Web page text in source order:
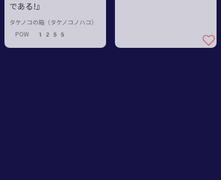
である!』
タケノコの箱（タケノコノハコ）
POW 1255